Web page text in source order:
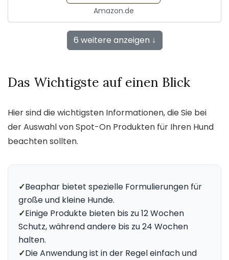
Amazon.de
6 weitere anzeigen ↓
Das Wichtigste auf einen Blick
Hier sind die wichtigsten Informationen, die Sie bei
der Auswahl von Spot-On Produkten für Ihren Hund
beachten sollten.
✓Beaphar bietet spezielle Formulierungen für
große und kleine Hunde.
✓Einige Produkte bieten bis zu 12 Wochen
Schutz, während andere bis zu 24 Wochen
halten.
✓Die Anwendung ist in der Regel einfach und